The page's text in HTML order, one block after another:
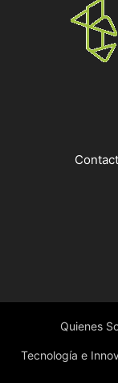
Quienes
Tecnología e